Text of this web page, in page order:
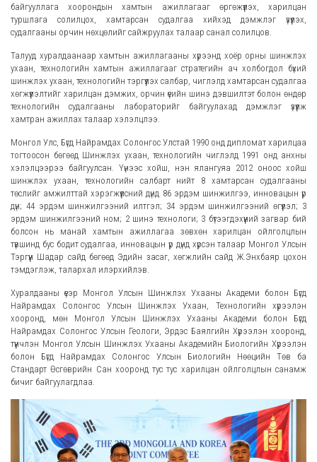
байгууллага хоорондын хамтын ажиллагааг өргөжүүлэх, харилцан
туршлага солилцох, хамтарсан судалгаа хийхэд дэмжлэг үзүүлэх,
судалгааны орчин нөхцөлийг сайжруулах талаар санал солилцов.
Талууд хуралдаанаар хамтын ажиллагааны хүрээнд хоёр орны шинжлэх
ухаан, технологийн хамтын ажиллагааг стратегийн ач холбогдол бүхий
шинжлэх ухаан, технологийн тэргүүлэх салбар, чиглэлд хамтарсан судалгаа
хөгжүүлэлтийг харилцан дэмжих, орчин үеийн шинэ дэвшилтэт болон өндөр
технологийн судалгааны лабораторийг байгуулахад дэмжлэг үзүүлж
хамтран ажиллах талаар хэлэлцлээ.
Монгол Улс, Бүгд Найрамдах Солонгос Улстай 1990 онд дипломат харилцаа
тогтоосон бөгөөд Шинжлэх ухаан, технологийн чиглэлд 1991 онд анхны
хэлэлцээрээ байгуулсан. Үүнээс хойш, нэн ялангуяа 2012 оноос хойш
шинжлэх ухаан, технологийн салбарт нийт 8 хамтарсан судалгааны
төслийг амжилттай хэрэгжүүлсний дүнд 86 эрдэм шинжилгээ, инновацын үр
дүн; 44 эрдэм шинжилгээний илтгэл; 34 эрдэм шинжилгээний өгүүлэл; 3
эрдэм шинжилгээний ном; 2 шинэ технологи; 3 бүтээгдэхүүний загвар бий
болсон нь манай хамтын ажиллагаа зөвхөн харилцан ойлголцлын
түвшинд бус бодит судалгаа, инновацын үр дүнд хүрсэн талаар Монгол Улсын
Тэргүүн Шадар сайд бөгөөд Эдийн засаг, хөгжлийн сайд Ж.Энхбаяр цохон
тэмдэглэж, талархал илэрхийлэв.
Хуралдааны үеэр Монгол Улсын Шинжлэх Ухааны Академи болон Бүгд
Найрамдах Солонгос Улсын Шинжлэх Ухаан, Технологийн хүрээлэн
хооронд, мөн Монгол Улсын Шинжлэх Ухааны Академи болон Бүгд
Найрамдах Солонгос Улсын Геологи, Эрдэс Баялгийн Хүрээлэн хооронд,
түүнчлэн Монгол Улсын Шинжлэх Ухааны Академийн Биологийн Хүрээлэн
болон Бүгд Найрамдах Солонгос Улсын Биологийн Нөөцийн Төв ба
Стандарт Өсгөврийн Сан хооронд тус тус харилцан ойлголцлын санамж
бичиг байгуулагдлаа.